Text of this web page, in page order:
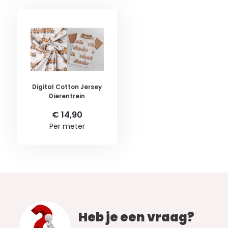
Digital Cotton Jersey
Dierentrein
€ 14,90
Per meter
Heb je een vraag?